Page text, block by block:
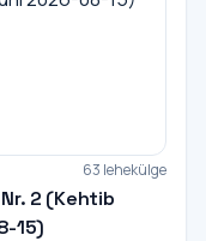
63 lehekülge
2 (Kehtib
15)